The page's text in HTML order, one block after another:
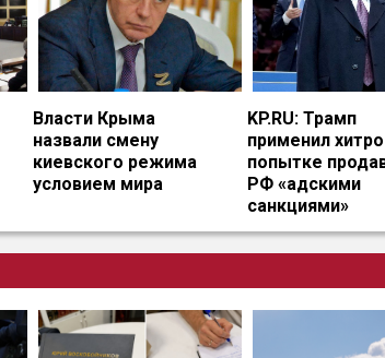
Власти Крыма
назвали смену
киевского режима
условием мира
KP.RU: Трамп
применил
попытке
РФ «адскими
санкциями»